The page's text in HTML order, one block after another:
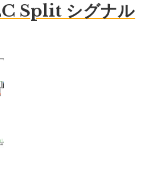
Split シグナル